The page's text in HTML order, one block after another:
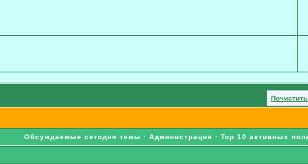
Обсуждаемые сегодня темы ·Администрация ·Top 10 активных